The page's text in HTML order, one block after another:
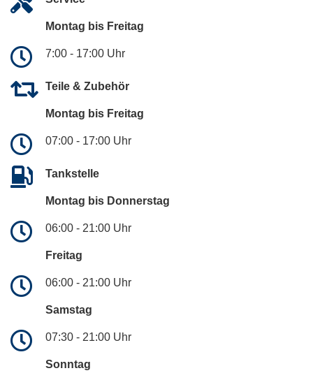
Montag bis Freitag
7:00 - 17:00 Uhr
Teile & Zubehör
Montag bis Freitag
07:00 - 17:00 Uhr
Tankstelle
Montag bis Donnerstag
06:00 - 21:00 Uhr
Freitag
06:00 - 21:00 Uhr
Samstag
07:30 - 21:00 Uhr
Sonntag